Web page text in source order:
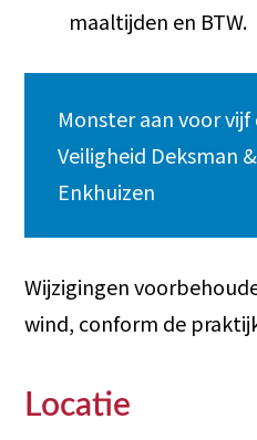
maaltijden en BTW.
Monster aan voor
Veiligheid Deksman
Enkhuizen
Wijzigingen
wind, conform de
Locatie